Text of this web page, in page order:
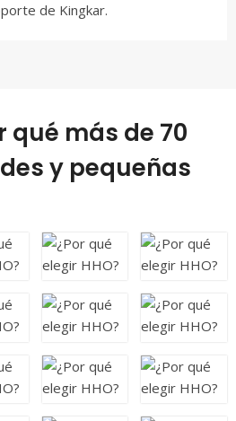
de Kingkar.
qué más de 70
y pequeñas